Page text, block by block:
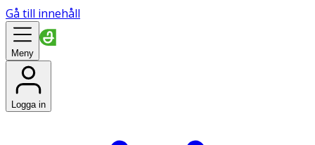
Gå till innehåll
Meny
Logga in